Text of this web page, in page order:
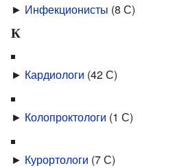
► Инфекцио­нисты (8 С)
К
► Кардиологи (42 С)
► Колопроктологи (1 С)
► Курортологи (7 С)